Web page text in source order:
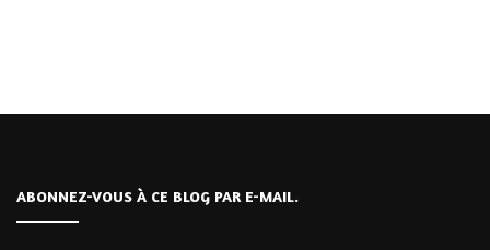
ABONNEZ-VOUS À CE BLOG PAR E-MAIL.